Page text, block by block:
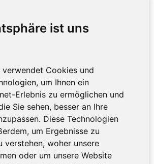
ist uns
verwendet Cookies und
um Ihnen ein
Erlebnis zu ermöglichen und
Sie sehen, besser an Ihre
Diese Technologien
um Ergebnisse zu
verstehen, woher unsere
oder um unsere Website